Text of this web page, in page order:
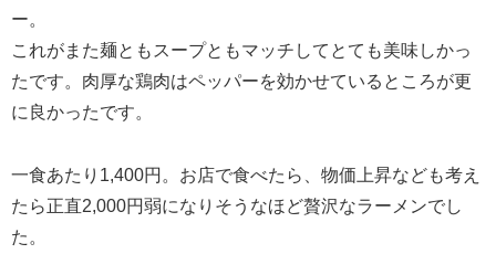
ー。
これがまた麺ともスープともマッチしてとても美味しかっ
たです。肉厚な鶏肉はペッパーを効かせているところが更
に良かったです。
一食あたり1,400円。お店で食べたら、物価上昇なども考え
たら正直2,000円弱になりそうなほど贅沢なラーメンでし
た。